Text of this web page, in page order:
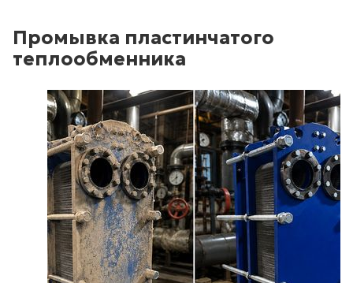
Промывка пластинчатого
теплообменника